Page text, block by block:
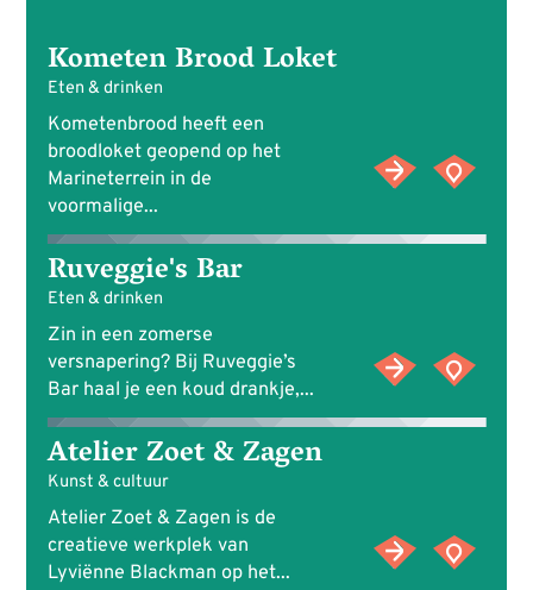
Kometen Brood Loket
Eten & drinken
Kometenbrood heeft een
broodloket geopend op het
Marineterrein in de
voormalige...
Ruveggie's Bar
Eten & drinken
Zin in een zomerse
versnapering? Bij Ruveggie’s
Bar haal je een koud drankje,...
Atelier Zoet & Zagen
Kunst & cultuur
Atelier Zoet & Zagen is de
creatieve werkplek van
Lyviënne Blackman op het...